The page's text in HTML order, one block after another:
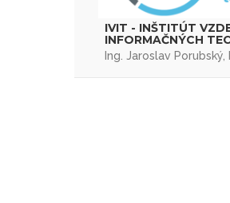
IVIT - INŠTITÚT
INFORMAČNÝCH
Ing. Jaroslav Porubský,